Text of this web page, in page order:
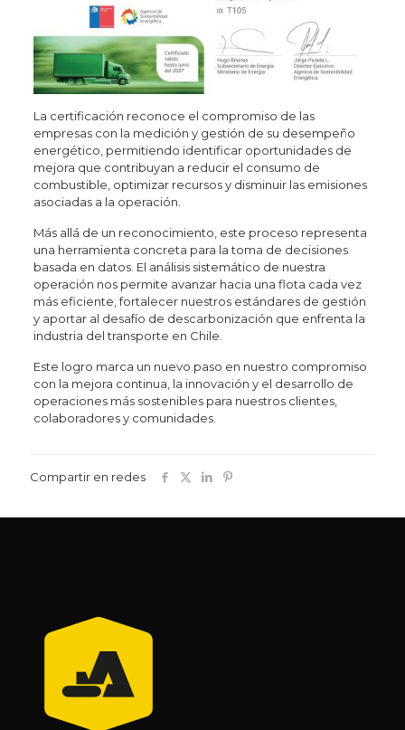
La certificación reconoce el compromiso de las
empresas con la medición y gestión de su desempeño
energético, permitiendo identificar oportunidades de
mejora que contribuyan a reducir el consumo de
combustible, optimizar recursos y disminuir las emisiones
asociadas a la operación.
Más allá de un reconocimiento, este proceso representa
una herramienta concreta para la toma de decisiones
basada en datos. El análisis sistemático de nuestra
operación nos permite avanzar hacia una flota cada vez
más eficiente, fortalecer nuestros estándares de gestión
y aportar al desafío de descarbonización que enfrenta la
industria del transporte en Chile.
Este logro marca un nuevo paso en nuestro compromiso
con la mejora continua, la innovación y el desarrollo de
operaciones más sostenibles para nuestros clientes,
colaboradores y comunidades.
Compartir en redes